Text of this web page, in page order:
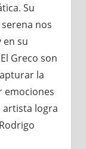
Su
nos
en su
Greco son
la
emociones
artista logra